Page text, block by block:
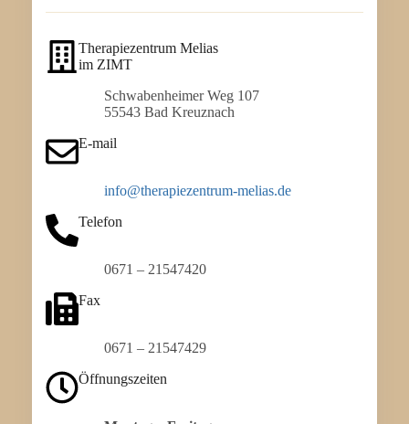
Therapiezentrum Melias
im ZIMT
Schwabenheimer Weg 107
55543 Bad Kreuznach
E-mail
info@therapiezentrum-melias.de
Telefon
0671 – 21547420
Fax
0671 – 21547429
Öffnungszeiten